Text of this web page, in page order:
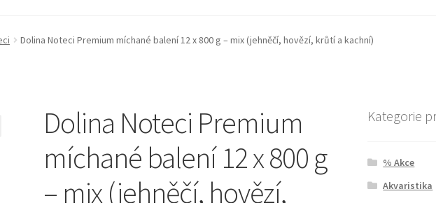
vybavení Můj účet Obchod Pokladna Vše pro kočky
Dolina Noteci Premium míchané balení 12 x 800 g – mix (jehněčí, hovězí, krůtí a kachní)
Dolina Noteci Premium
míchané balení 12 x 800 g
– mix (jehněčí, hovězí,
Kategorie
% Akce
Akvaristika